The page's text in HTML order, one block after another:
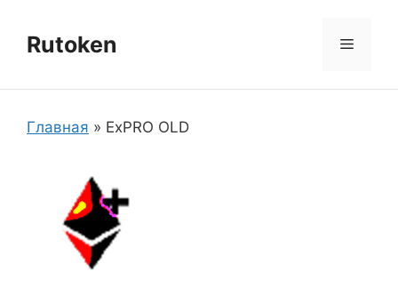
содержимому
Rutoken Меню
Главная » ExPRO OLD